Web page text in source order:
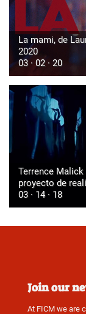
La mami, de
2020
03 · 02 · 20
Terrence Malick
proyecto de
03 · 14 · 18
Join our
At FICM we are